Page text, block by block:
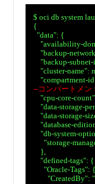
$ oci db system
{
"data": {
"availability-
"backup-
"backup-subnet-
"cluster-name":
"compartment-id":
--コンパートメン
"cpu-core-
"data-storage-
"data-storage-
"database-
"db-system-
"storage-
},
"defined-tags": {
"Oracle-Tags": {
"CreatedBy":